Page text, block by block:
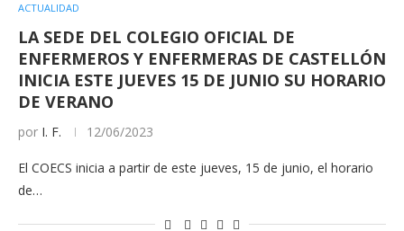
ACTUALIDAD
LA SEDE DEL COLEGIO OFICIAL DE
ENFERMEROS Y ENFERMERAS DE CASTELLÓN
INICIA ESTE JUEVES 15 DE JUNIO SU HORARIO
DE VERANO
por I. F. 12/06/2023
El COECS inicia a partir de este jueves, 15 de junio, el horario
de…